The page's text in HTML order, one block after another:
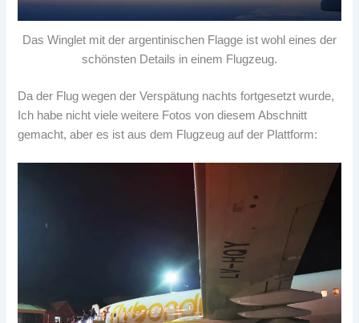
Das Winglet mit der argentinischen Flagge ist wohl eines der
schönsten Details in einem Flugzeug.
Da der Flug wegen der Verspätung nachts fortgesetzt wurde,
Ich habe nicht viele weitere Fotos von diesem Abschnitt
gemacht, aber es ist aus dem Flugzeug auf der Plattform: